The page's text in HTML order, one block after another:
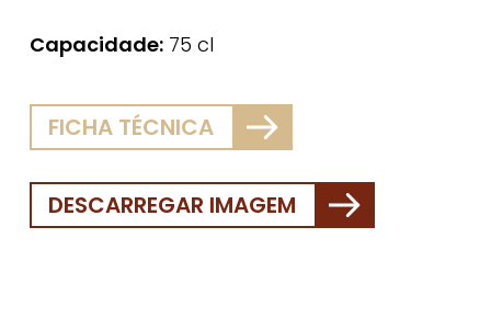
Capacidade:75 cl
FICHA TÉCNICA
DESCARREGAR IMAGEM